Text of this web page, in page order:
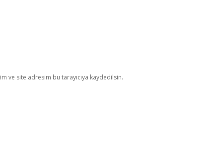
ve site adresim bu tarayıcıya kaydedilsin.